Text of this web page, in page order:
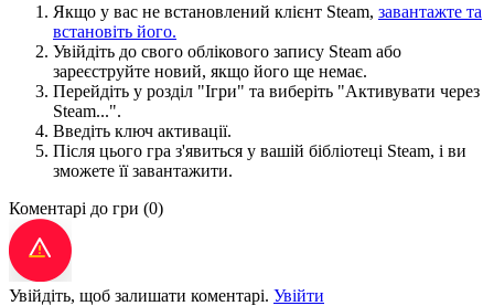
Якщо у вас не встановлений клієнт Steam, завантажте та
встановіть його.
Увійдіть до свого облікового запису Steam або
зареєструйте новий, якщо його ще немає.
Перейдіть у розділ "Ігри" та виберіть "Активувати через
Steam...".
Введіть ключ активації.
Після цього гра з'явиться у вашій бібліотеці Steam, і ви
зможете її завантажити.
Коментарі до гри (0)
Увійдіть, щоб залишати коментарі. Увійти